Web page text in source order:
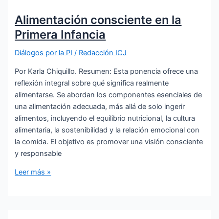
Alimentación consciente en la
Primera Infancia
Diálogos por la PI / Redacción ICJ
Por Karla Chiquillo. Resumen: Esta ponencia ofrece una
reflexión integral sobre qué significa realmente
alimentarse. Se abordan los componentes esenciales de
una alimentación adecuada, más allá de solo ingerir
alimentos, incluyendo el equilibrio nutricional, la cultura
alimentaria, la sostenibilidad y la relación emocional con
la comida. El objetivo es promover una visión consciente
y responsable
Alimentación
Leer más »